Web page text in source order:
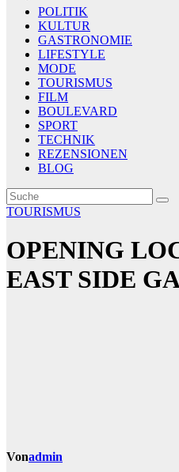
POLITIK
KULTUR
GASTRONOMIE
LIFESTYLE
MODE
TOURISMUS
FILM
BOULEVARD
SPORT
TECHNIK
REZENSIONEN
BLOG
TOURISMUS
OPENING
EAST SIDE
Vonadmin